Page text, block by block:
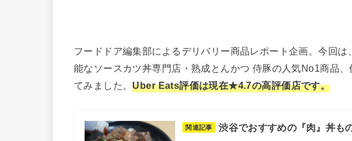
フードドア編集部によるデリバリー商品レポート企画。今回
能なソースカツ丼専門店・熟成とんかつ 侍豚の人気No1商品
てみました。Uber Eats評価は現在★4.7の高評価店です。
関連記事 渋谷でおすすめの『肉』丼も